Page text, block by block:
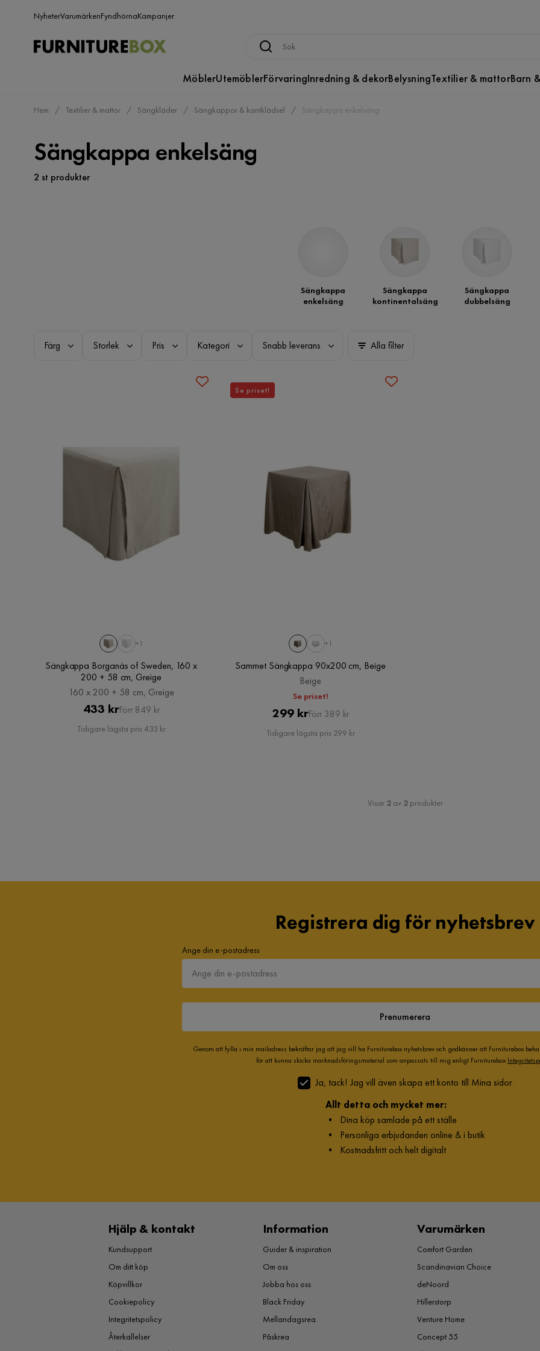
NyheterVarumärkenFyndhörnaKampanjer
MöblerUtemöblerFörvaringInredning & dekorBelysningTextilier & mattorBarn
Hem Textilier & mattor Sängkläder Sängkappor & kantklädsel Sängkappa enkelsäng
Sängkappa enkelsäng
2 st produkter
Sängkappa
enkelsäng
Sängkappa
kontinentalsäng
Sängkappa
dubbelsäng
Färg Storlek Pris Kategori Snabb leverans Alla filter
+1
Sängkappa Borganäs of Sweden, 160 x
200 + 58 cm, Greige
160 x 200 + 58 cm, Greige
Pris
433 krOriginal
Pris
Förr 849 kr
Tidigare lägsta pris 433 kr
+1
Sammet Sängkappa 90x200 cm, Beige
Beige
Se priset!
Pris
299 krOriginal
Pris
Förr 389 kr
Tidigare lägsta pris 299 kr
Se priset!
Visar 2av 2produkter
Registrera dig för nyhetsbrev
Ange din e-postadress
Prenumerera
Genom att fylla i min mailadress bekräftar jag att jag vill ha Furniturebox nyhetsbrev och godkänner att Furniturebox
för att kunna skicka marknadsföringsmaterial som anpassats till mig enligt Furniturebox
Ja, tack! Jag vill även skapa ett konto till Mina sidor.
Allt detta och mycket mer:
• Dina köp samlade på ett ställe
• Personliga erbjudanden online & i butik
• Kostnadsfritt och helt digitalt
Hjälp & kontakt
Kundsupport
Om ditt köp
Köpvillkor
Cookiepolicy
Integritetspolicy
Återkallelser
Information
Guider & inspiration
Om oss
Jobba hos oss
Black Friday
Mellandagsrea
Påskrea
Varumärken
Comfort Garden
Scandinavian Choice
deNoord
Hillerstorp
Venture Home
Concept 55